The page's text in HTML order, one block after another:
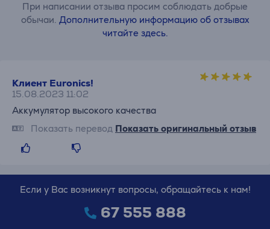
При написании отзыва просим соблюдать добрые
обычаи. Дополнительную информацию об отзывах
читайте здесь.
Клиент Euronics!
15.08.2023 11:02
Аккумулятор высокого качества
Показать перевод Показать оригинальный отзыв
Если у Вас возникнут вопросы, обращайтесь к нам!
67 555 888